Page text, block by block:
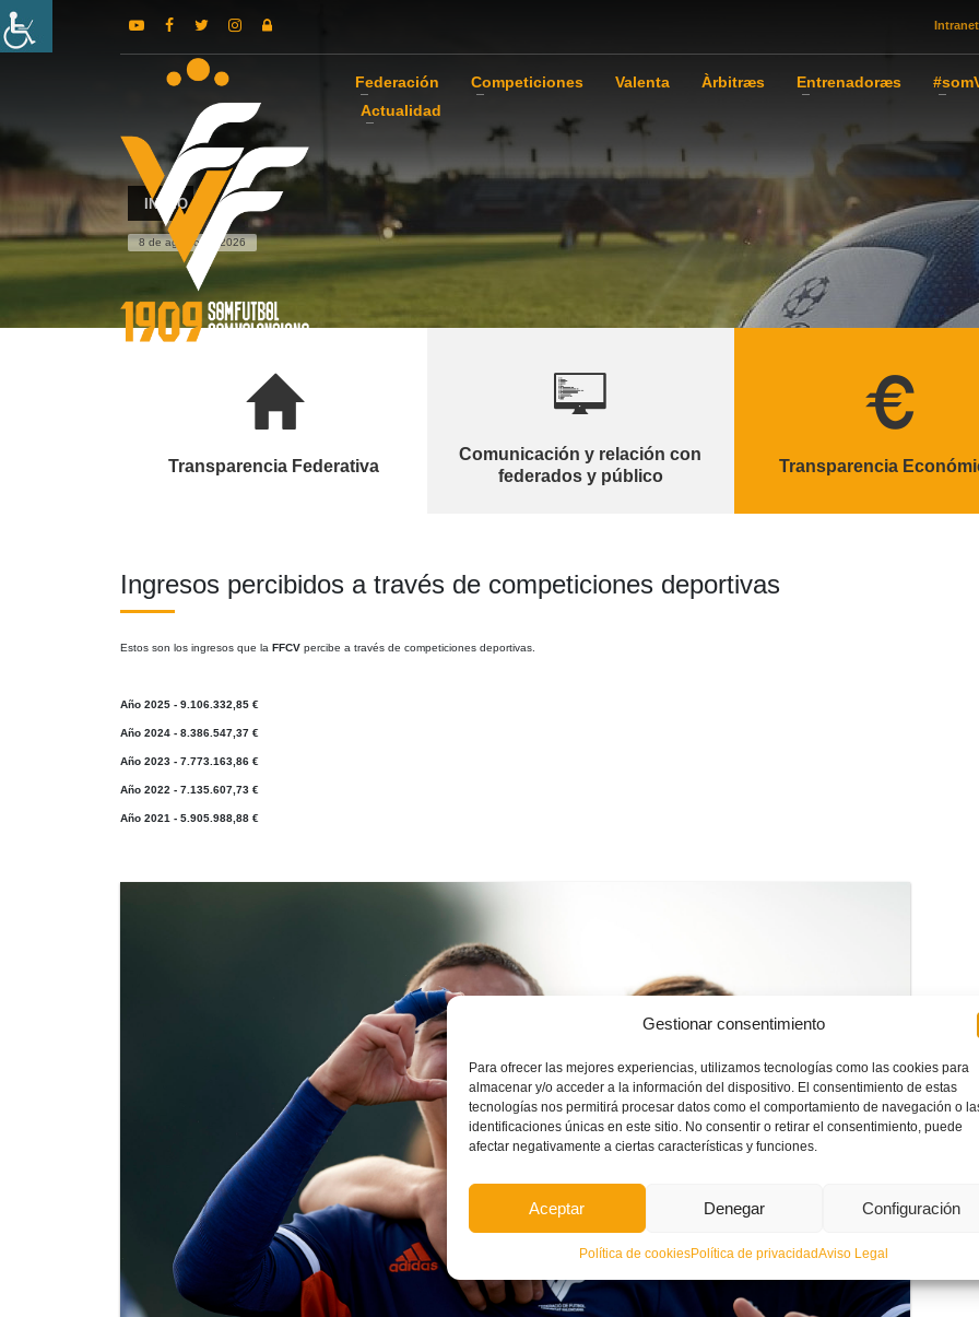
Gestionar consentimiento
Para ofrecer las mejores experiencias, utilizamos tecnologías como las cookies para
almacenar y/o acceder a la información del dispositivo. El consentimiento de estas
tecnologías nos permitirá procesar datos como el comportamiento de navegación o
identificaciones únicas en este sitio. No consentir o retirar el consentimiento, puede
afectar negativamente a ciertas características y funciones.
Aceptar Denegar Configuración
Política de cookiesPolítica de privacidadAviso Legal
Intranet
Federación Competiciones Valenta Àrbitræs Entrenadoræs
Actualidad
INICIO
8 de agosto de 2026
Transparencia Federativa
Comunicación y relación con
federados y público
Transparencia
Ingresos percibidos a través de competiciones deportivas
Estos son los ingresos que la FFCVpercibe a través de competiciones deportivas.
Año 2025 - 9.106.332,85 €
Año 2024 - 8.386.547,37 €
Año 2023 - 7.773.163,86 €
Año 2022 - 7.135.607,73 €
Año 2021 - 5.905.988,88 €